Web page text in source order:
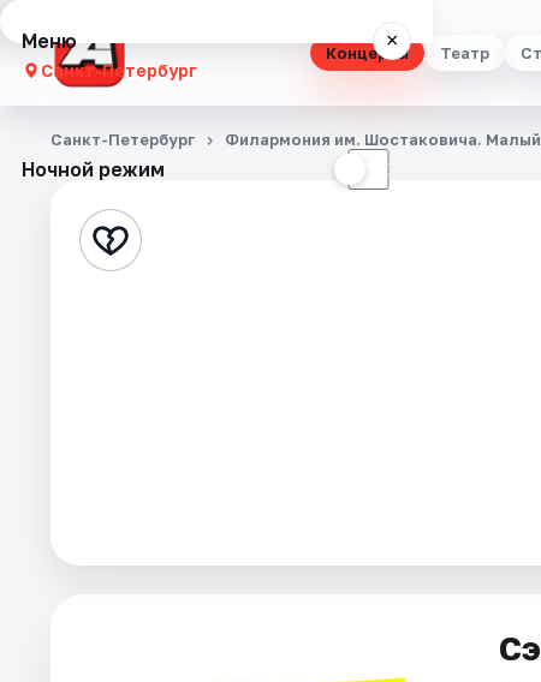
Концерты Театр
Меню ×
Санкт-Петербург
Концерты
Стендап
Ночной режим ☾
Санкт-Петербург Филармония им. Шостаковича.